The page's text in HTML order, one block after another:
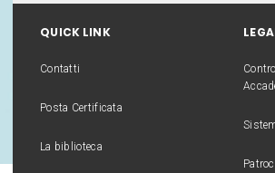
QUICK LINK
Contatti
Posta Certificata
La biblioteca